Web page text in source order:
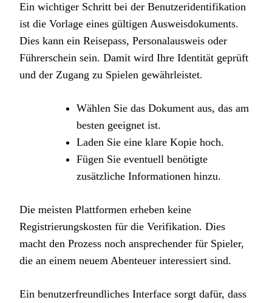
Ein wichtiger Schritt bei der Benutzeridentifikation
ist die Vorlage eines gültigen Ausweisdokuments.
Dies kann ein Reisepass, Personalausweis oder
Führerschein sein. Damit wird Ihre Identität geprüft
und der Zugang zu Spielen gewährleistet.
Wählen Sie das Dokument aus, das am
besten geeignet ist.
Laden Sie eine klare Kopie hoch.
Fügen Sie eventuell benötigte
zusätzliche Informationen hinzu.
Die meisten Plattformen erheben keine
Registrierungskosten für die Verifikation. Dies
macht den Prozess noch ansprechender für Spieler,
die an einem neuem Abenteuer interessiert sind.
Ein benutzerfreundliches Interface sorgt dafür, dass